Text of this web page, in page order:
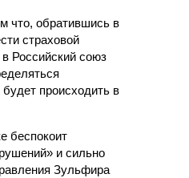
что, обратившись в
страховой
Российский союз
происходить в
беспокоит
и сильно
Зульфира